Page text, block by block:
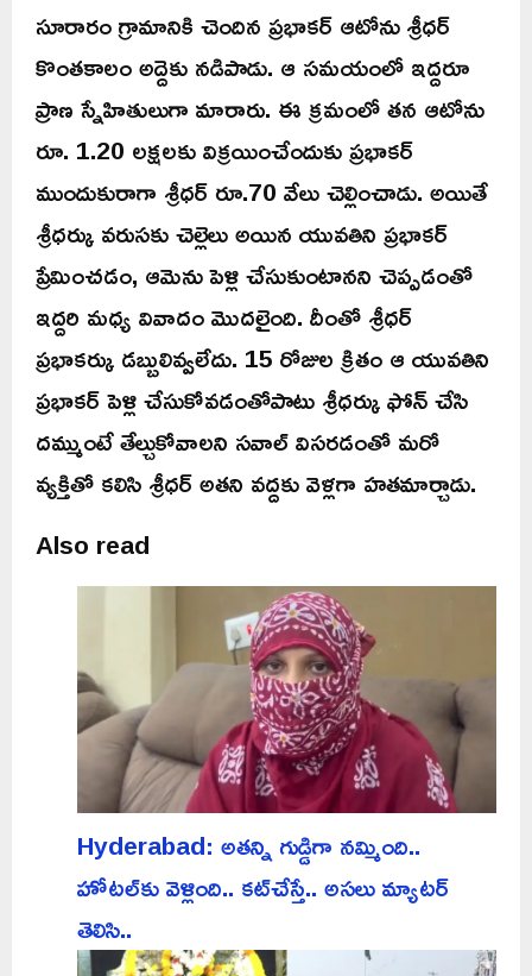
సూరారం గ్రామానికి చెందిన ప్రభాకర్ ఆటోను శ్రీధర్
కొంతకాలం అద్దెకు నడిపాడు. ఆ సమయంలో ఇద్దరూ
ప్రాణ స్నేహితులుగా మారారు. ఈ క్రమంలో తన ఆటోను
రూ. 1.20 లక్షలకు విక్రయించేందుకు ప్రభాకర్
ముందుకురాగా శ్రీధర్ రూ.70 వేలు చెల్లించాడు. అయితే
శ్రీధర్కు వరుసకు చెల్లెలు అయిన యువతిని ప్రభాకర్
ప్రేమించడం, ఆమెను పెళ్లి చేసుకుంటానని చెప్పడంతో
ఇద్దరి మధ్య వివాదం మొదలైంది. దీంతో శ్రీధర్
ప్రభాకర్కు డబ్బులివ్వలేదు. 15 రోజుల క్రితం ఆ యువతిని
ప్రభాకర్ పెళ్లి చేసుకోవడంతోపాటు శ్రీధర్కు ఫోన్ చేసి
దమ్ముంటే తేల్చుకోవాలని సవాల్ విసరడంతో మరో
వ్యక్తితో కలిసి శ్రీధర్ అతని వద్దకు వెళ్లగా హతమార్చాడు.
Also read
Hyderabad: అతన్ని గుడ్డిగా నమ్మింది..
హోటల్‌కు వెళ్లింది.. కట్‌చేస్తే.. అసలు మ్యాటర్
తెలిసి..